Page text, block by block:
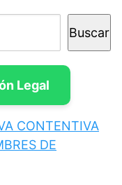
Buscar
Legal
CONTENTIVA
DE